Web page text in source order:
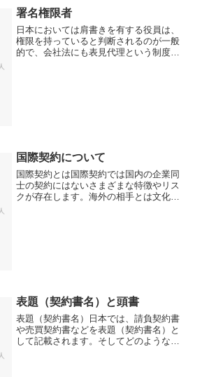
署名権限者
日本においては肩書きを有する役員は、
権限を持っていると判断されるのが一般
的で、会社法にも表見代理という制度が
国際契約について
国際契約とは国際契約では国内の企業同
士の契約にはないさまざまな特徴やリス
クが存在します。海外の相手とは文化や
表題（契約書名）と頭書
表題（契約書名）日本では、請負契約書
や売買契約書などを表題（契約書名）と
して記載されます。そしてどのような契